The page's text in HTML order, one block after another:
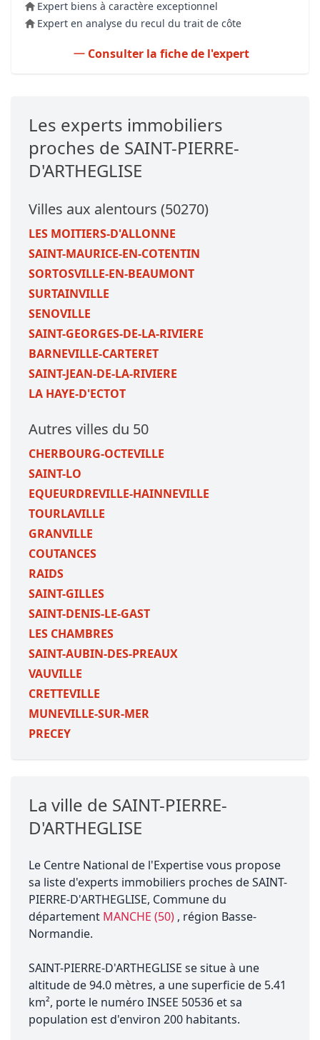
Expert biens à caractère exceptionnel
Expert en analyse du recul du trait de côte
Consulter la fiche de l'expert
Les experts immobiliers
proches de SAINT-PIERRE-
D'ARTHEGLISE
Villes aux alentours (50270)
LES MOITIERS-D'ALLONNE
SAINT-MAURICE-EN-COTENTIN
SORTOSVILLE-EN-BEAUMONT
SURTAINVILLE
SENOVILLE
SAINT-GEORGES-DE-LA-RIVIERE
BARNEVILLE-CARTERET
SAINT-JEAN-DE-LA-RIVIERE
LA HAYE-D'ECTOT
Autres villes du 50
CHERBOURG-OCTEVILLE
SAINT-LO
EQUEURDREVILLE-HAINNEVILLE
TOURLAVILLE
GRANVILLE
COUTANCES
RAIDS
SAINT-GILLES
SAINT-DENIS-LE-GAST
LES CHAMBRES
SAINT-AUBIN-DES-PREAUX
VAUVILLE
CRETTEVILLE
MUNEVILLE-SUR-MER
PRECEY
La ville de SAINT-PIERRE-
D'ARTHEGLISE
Le Centre National de l'Expertise vous propose
sa liste d'experts immobiliers proches de SAINT-
PIERRE-D'ARTHEGLISE, Commune du
département MANCHE (50) , région Basse-
Normandie.
SAINT-PIERRE-D'ARTHEGLISE se situe à une
altitude de 94.0 mètres, a une superficie de 5.41
km², porte le numéro INSEE 50536 et sa
population est d'environ 200 habitants.